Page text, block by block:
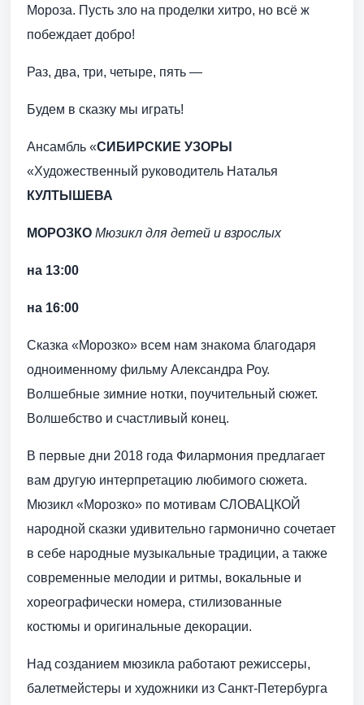
Мороза. Пусть зло на проделки хитро, но всё ж
побеждает добро!
Раз, два, три, четыре, пять —
Будем в сказку мы играть!
Ансамбль «СИБИРСКИЕ УЗОРЫ
«Художественный руководитель Наталья
КУЛТЫШЕВА
МОРОЗКО Мюзикл для детей и взрослых
на 13:00
на 16:00
Сказка «Морозко» всем нам знакома благодаря
одноименному фильму Александра Роу.
Волшебные зимние нотки, поучительный сюжет.
Волшебство и счастливый конец.
В первые дни 2018 года Филармония предлагает
вам другую интерпретацию любимого сюжета.
Мюзикл «Морозко» по мотивам СЛОВАЦКОЙ
народной сказки удивительно гармонично сочетает
в себе народные музыкальные традиции, а также
современные мелодии и ритмы, вокальные и
хореографически номера, стилизованные
костюмы и оригинальные декорации.
Над созданием мюзикла работают режиссеры,
балетмейстеры и художники из Санкт-Петербурга